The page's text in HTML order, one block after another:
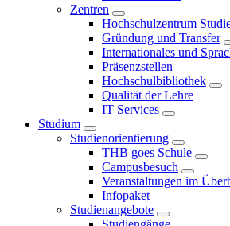
Zentren
Hochschulzentrum
Gründung und Transfer
Internationales und
Präsenzstellen
Hochschulbibliothek
Qualität der Lehre
IT Services
Studium
Studienorientierung
THB goes Schule
Campusbesuch
Veranstaltungen im
Infopaket
Studienangebote